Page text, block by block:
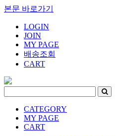
본문 바로가기
LOGIN
JOIN
MY PAGE
배송조회
CART
CATEGORY
MY PAGE
CART